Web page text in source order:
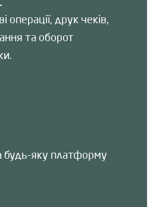
операції, друк чеків,
та оборот
будь-яку платформу